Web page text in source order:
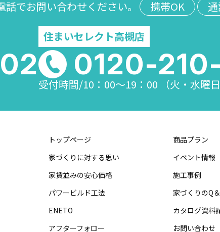
話でお問い合わせください。 携帯OK
住まいセレクト高槻店
0120-
受付時間/10：00～19：00 （火・水曜日
トップページ
家づくりに対する思い
家賃並みの安心価格
パワービルド工法
ENETO
アフターフォロー
商品プラン
イベント情報
施工事例
家づくりのQ
カタログ資料
お問い合わせ